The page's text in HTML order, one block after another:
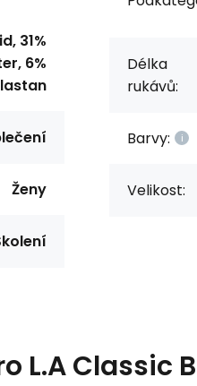
31%
6%
Ženy
Délka
rukávů:
Barvy:
Velikost:
L.A Classic